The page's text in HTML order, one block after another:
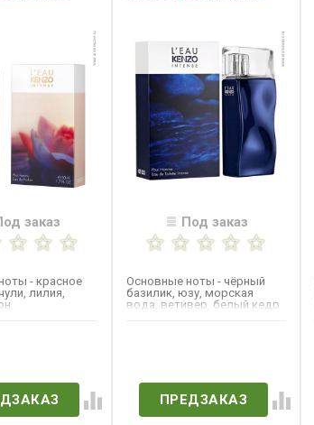
заказ
- красное
лилия,
Под заказ
Основные ноты - чёрный
базилик, юзу, морская
вода, ветивер, белый кедр
ПРЕДЗАКАЗ